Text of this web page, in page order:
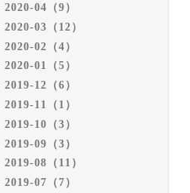
2020-04（9）
2020-03（12）
2020-02（4）
2020-01（5）
2019-12（6）
2019-11（1）
2019-10（3）
2019-09（3）
2019-08（11）
2019-07（7）